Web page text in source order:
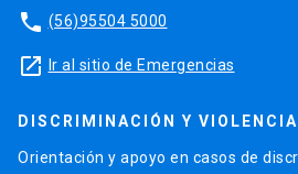
phone (56)95504 5000
launch Ir al sitio de Emergencias
DISCRIMINACIÓN Y VIOLENCIA
Orientación y apoyo en casos de